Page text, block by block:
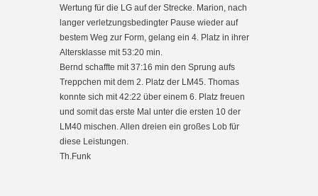
Wertung für die LG auf der Strecke. Marion, nach
langer verletzungsbedingter Pause wieder auf
bestem Weg zur Form, gelang ein 4. Platz in ihrer
Altersklasse mit 53:20 min.
Bernd schaffte mit 37:16 min den Sprung aufs
Treppchen mit dem 2. Platz der LM45. Thomas
konnte sich mit 42:22 über einem 6. Platz freuen
und somit das erste Mal unter die ersten 10 der
LM40 mischen. Allen dreien ein großes Lob für
diese Leistungen.
Th.Funk